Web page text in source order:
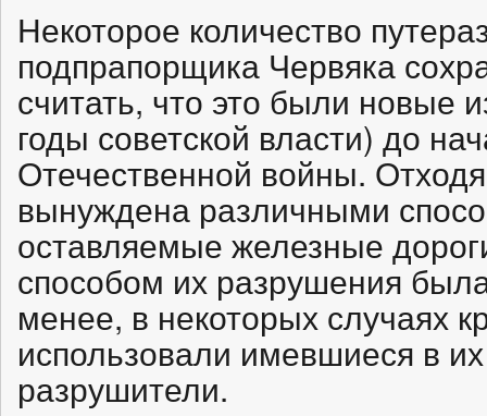
Некоторое количество
подпрапорщика Червяка
считать, что это были новые
годы советской власти) до
Отечественной войны.
вынуждена различными
оставляемые железные
способом их разрушения
менее, в некоторых случаях
использовали имевшиеся в
разрушители.